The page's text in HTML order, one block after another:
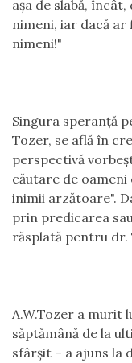
aşa de slabă,
nimeni, iar dacă ar
nimeni!"
Singura speranţă
Tozer, se află în
perspectivă
căutare de oameni
inimii arzătoare".
prin predicarea
răsplată pentru dr.
A.W.Tozer a murit
săptămână de la
sfârşit – a ajuns la